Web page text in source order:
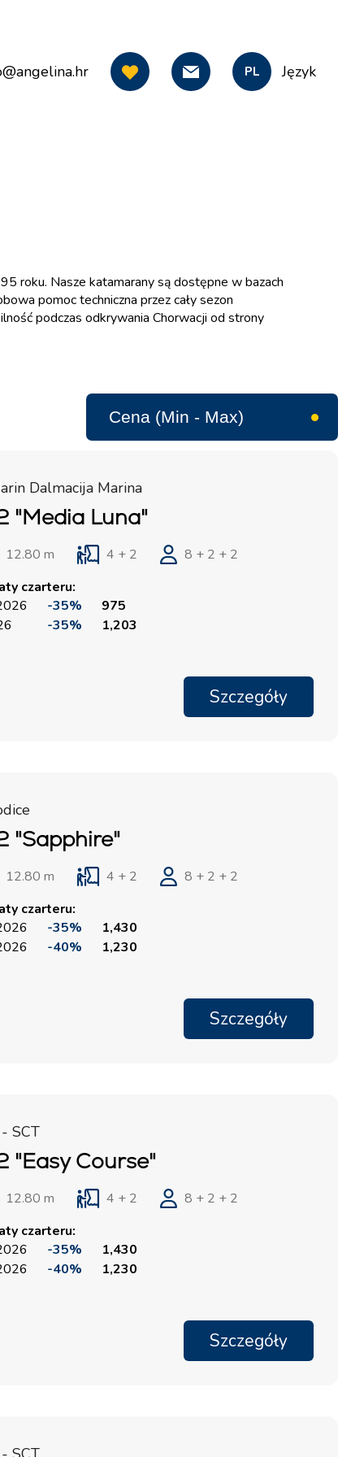
PL Język
roku. Nasze katamarany są dostępne w bazach
pomoc techniczna przez cały sezon
podczas odkrywania Chorwacji od strony
Dalmacija Marina
"Media Luna"
12.80 m 4 + 2
8 + 2 + 2
czarteru:
-35%
975
-35% 1,203
Szczegóły
"Sapphire"
12.80 m 4 + 2
8 + 2 + 2
czarteru:
-35%
1,430
-40% 1,230
Szczegóły
SCT
"Easy Course"
12.80 m 4 + 2
8 + 2 + 2
czarteru:
-35%
1,430
-40% 1,230
Szczegóły